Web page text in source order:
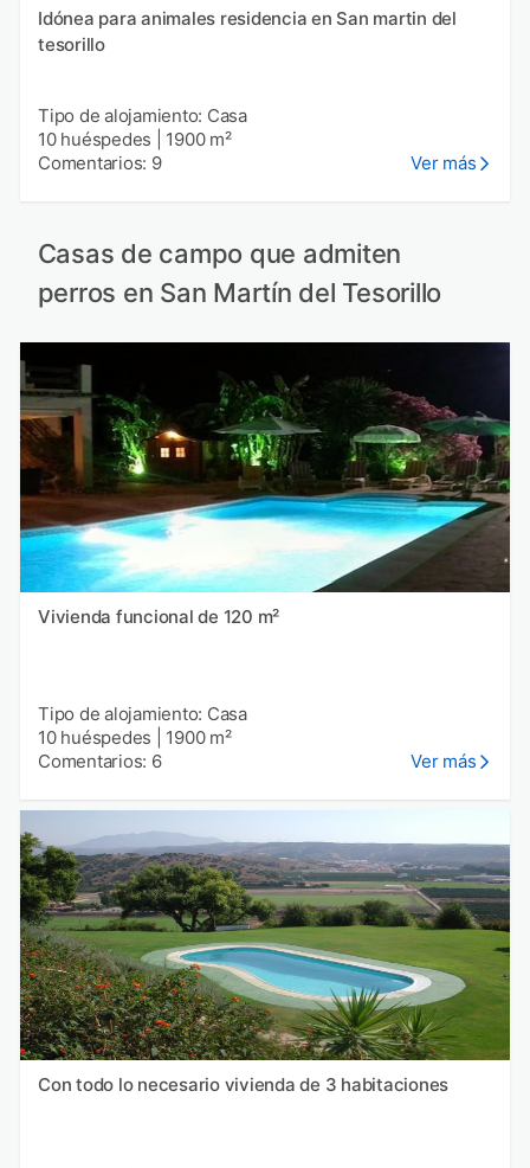
Idónea para animales residencia en San martin del
tesorillo
Tipo de alojamiento: Casa
10 huéspedes
1900 m²
Comentarios: 9
Ver más
Casas de campo que admiten
perros en San Martín del Tesorillo
Vivienda funcional de 120 m²
Tipo de alojamiento: Casa
10 huéspedes
1900 m²
Comentarios: 6
Ver más
Con todo lo necesario vivienda de 3 habitaciones